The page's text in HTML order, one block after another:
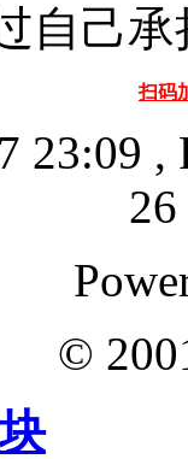
自己
扫码
23:09 ,
26
©